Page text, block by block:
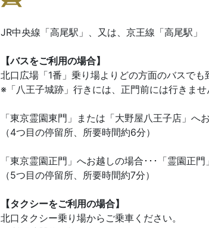
JR中央線「高尾駅」、又は、京王線「高尾駅」
【バスをご利用の場合】
北口広場「1番」乗り場よりどの方面のバスでも
※「八王子城跡」行きには、正門前には行きませ
「東京霊園東門」または「大野屋八王子店」
（4つ目の停留所、所要時間約6分）
「東京霊園正門」へお越しの場合･･･「霊園正門
（5つ目の停留所、所要時間約7分）
【タクシーをご利用の場合】
北口タクシー乗り場からご乗車ください。